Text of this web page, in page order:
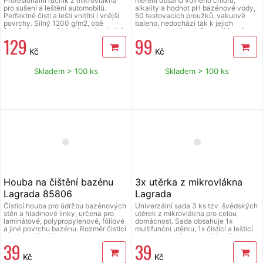
pro sušení a leštění automobilů.
Perfektně čistí a leští vnitřní i vnější
povrchy. Silný 1200 g/m2, obě
funkční strany - jedna jemná a druhá
s delším vláknem. Velmi savý a
rychleschnoucí. Nezanechává
šmouhy, kapky ani škrábance. Lze
Rozměry 70 x 50 cm, vhodný na
129 Kč
Skladem > 100 ks
alkality a hodnot pH bazénové vody,
50 testovacích proužků, vakuově
baleno, nedochází tak k jejich
znehodnocení vzdušnou vlhkostí.
Tester je nepostradatelný pro
zajištění správného fungování
(dávkování bazénové chemie)
provádí během sezóny v závislosti na
vytížení bazénu a povětrnostních
99 Kč
Skladem > 100 ks
Houba na čištění bazénu
Lagrada 85806
Čisticí houba pro údržbu bazénových
stěn a hladinové linky, určena pro
laminátové, polypropylenové, fóliové
a jiné povrchu bazénu. Rozměr čisticí
plochy 147 x 90 mm.
39 Kč
3x utěrka z mikrovlákna
Lagrada
Univerzální sada 3 ks tzv. švédských
utěrek z mikrovlákna pro celou
domácnost. Sada obsahuje 1x
multifunční utěrku, 1x čistící a leštící
utěrku a 1x utěrku na LCD a TV
obrazovky, skla, brýle a zrcadla.
Velikost každé utěrky je 30 x 35 cm.
Utěrky jsou silné, každá z materiálu o
39 Kč